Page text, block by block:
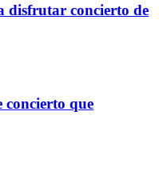
disfrutar concierto de
que